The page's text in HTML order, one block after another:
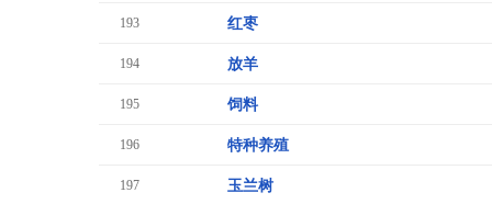
193 红枣
194 放羊
195 饲料
196 特种养殖
197 玉兰树